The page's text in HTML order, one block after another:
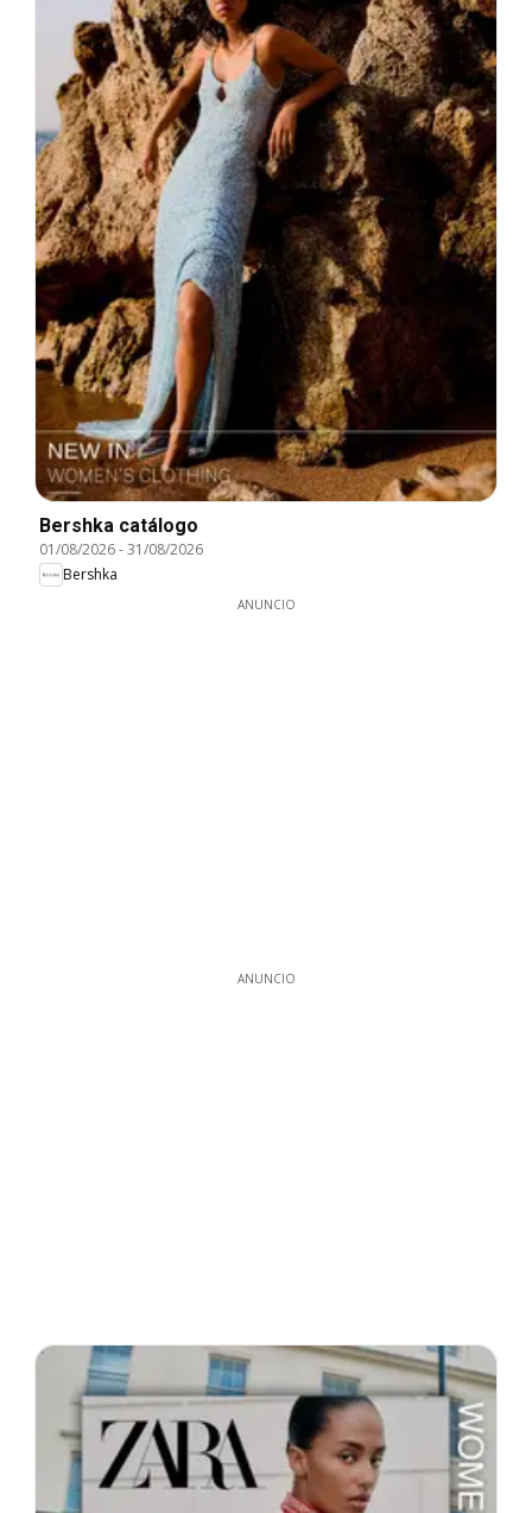
Bershka catálogo
01/08/2026-31/08/2026
Bershka
ANUNCIO
ANUNCIO